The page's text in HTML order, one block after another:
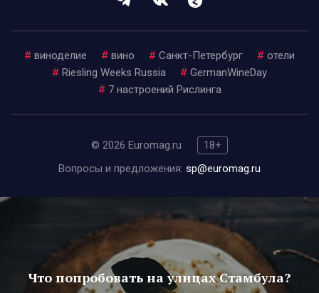
# виноделие # вино # Санкт-Петербург # отели
# Riesling Weeks Russia # GermanWineDay
# 7 настроений Рислинга
© 2026 Euromag.ru
18+
Вопросы и предложения: sp@euromag.ru
Что попробовать на улицах Стамбула?